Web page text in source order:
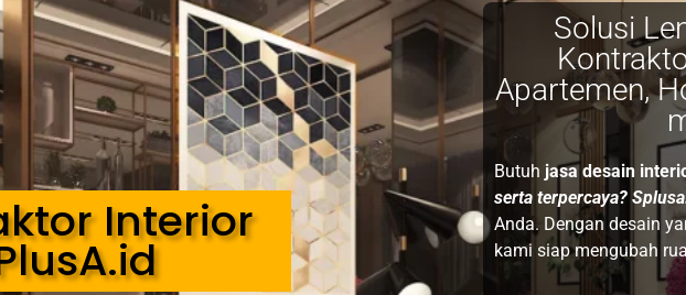
Interior
Solusi
Apartemen,
Butuh jasa desain
serta terpercaya?
Anda. Dengan desain
kami siap mengubah